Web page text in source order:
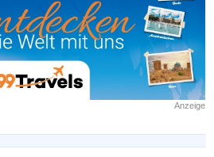
Anzeige